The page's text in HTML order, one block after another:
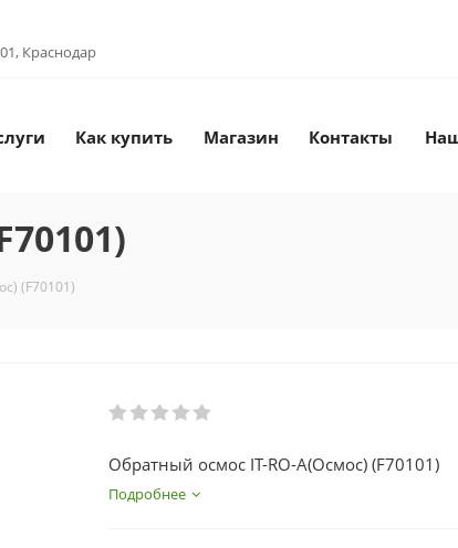
Краснодар
Как купить Магазин Контакты
(F70101)
Обратный осмос IT-RO-A(Осмос) (F70101)
Подробнее